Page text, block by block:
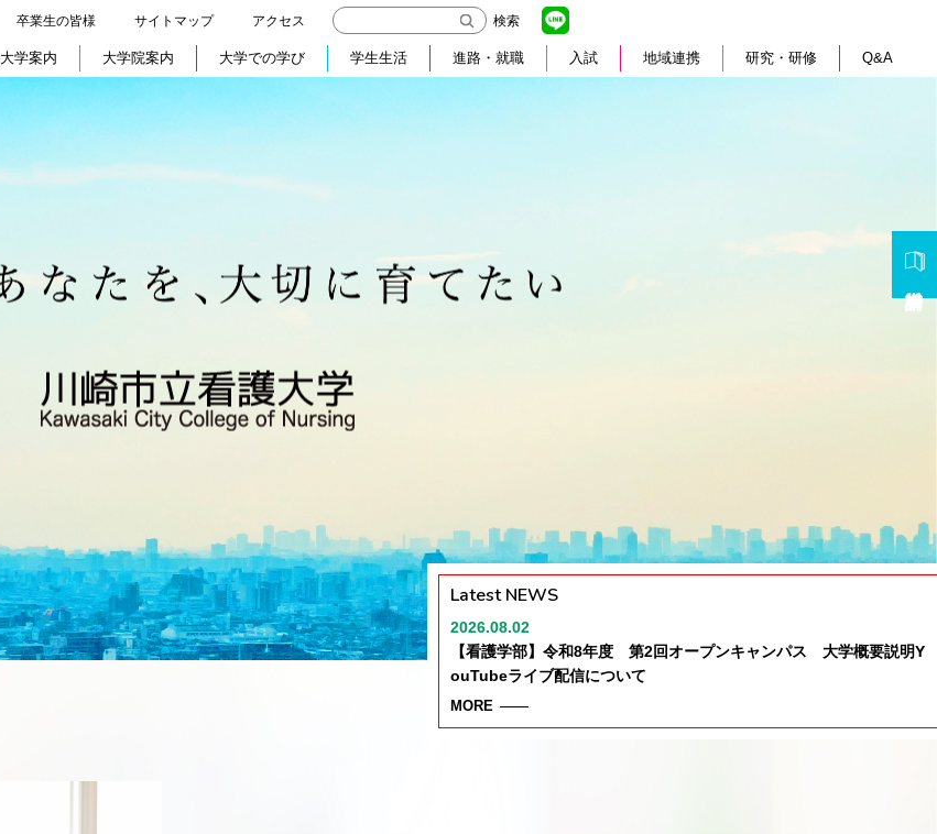
卒業生の皆様 サイトマップ アクセス 検索
大学案内 大学院案内 大学での学び 学生生活 進路・就職 入試 地域連携 研究・研修 Q&A
Latest NEWS
2026.08.02
【看護学部】令和8年度 第2回オープンキャンパス 大学概要説明Y
ouTubeライブ配信について
MORE